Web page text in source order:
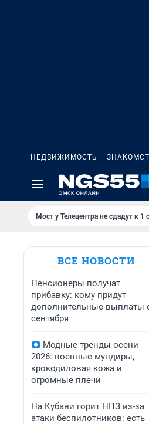
НЕДВИЖИМОСТЬ
Мост у Телецентра не сдадут к 1
ВСЕ НОВОСТИ
Пенсионеры получат
прибавку: кому придут
дополнительные выплаты
сентября
Модные тренды осени
2026: военные мундиры,
крокодиловая кожа и
огромные плечи
На Кубани горит НПЗ из-за
атаки беспилотников: есть